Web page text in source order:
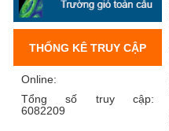
THỐNG KÊ TRUY CẬP
Online:
Tổng số truy cập:
6082209